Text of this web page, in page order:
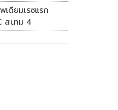
ดียมเรซแรก
สนาม 4